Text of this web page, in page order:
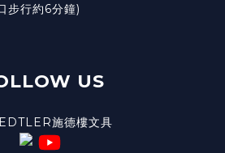
步行約6分鐘)
US
施德樓文具